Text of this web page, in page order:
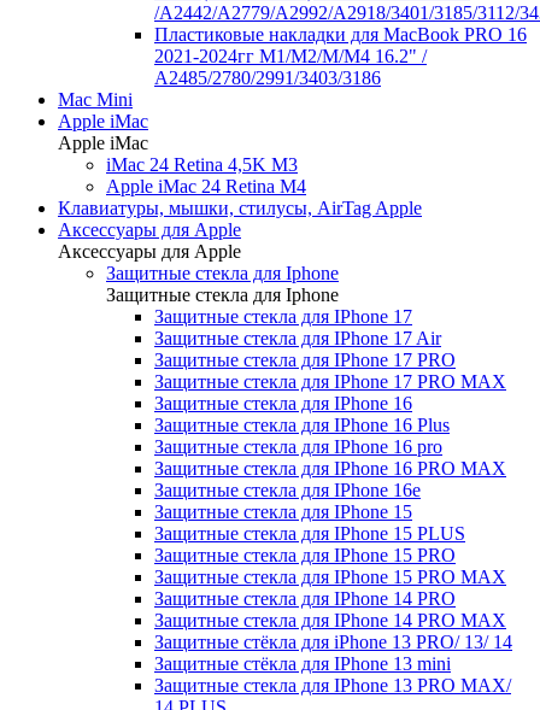
/A2442/A2779/A2992/A2918/3401/3185/3112/
Пластиковые накладки для MacBook PRO 16
2021-2024гг M1/M2/M/M4 16.2" /
А2485/2780/2991/3403/3186
Mac Mini
Apple iMac
Apple iMac
iMac 24 Retina 4,5K M3
Apple iMac 24 Retina M4
Клавиатуры, мышки, стилусы, AirTag Apple
Аксессуары для Apple
Аксессуары для Apple
Защитные стекла для Iphone
Защитные стекла для Iphone
Защитные стекла для IPhone 17
Защитные стекла для IPhone 17 Air
Защитные стекла для IPhone 17 PRO
Защитные стекла для IPhone 17 PRO MAX
Защитные стекла для IPhone 16
Защитные стекла для IPhone 16 Plus
Защитные стекла для IPhone 16 pro
Защитные стекла для IPhone 16 PRO MAX
Защитные стекла для IPhone 16e
Защитные стекла для IPhone 15
Защитные стекла для IPhone 15 PLUS
Защитные стекла для IPhone 15 PRO
Защитные стекла для IPhone 15 PRO MAX
Защитные стекла для IPhone 14 PRO
Защитные стекла для IPhone 14 PRO MAX
Защитные стёкла для iPhone 13 PRO/ 13/ 14
Защитные стёкла для IPhone 13 mini
Защитные стекла для IPhone 13 PRO MAX/